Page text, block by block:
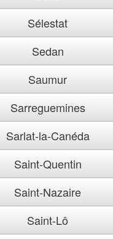
Sélestat
Sedan
Saumur
Sarreguemines
Sarlat-la-Canéda
Saint-Quentin
Saint-Nazaire
Saint-Lô